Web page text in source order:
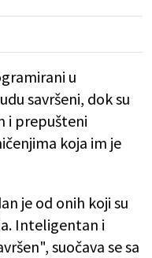
u
savršeni, dok su
i prepušteni
koja im je
je od onih koji su
Inteligentan i
suočava se sa